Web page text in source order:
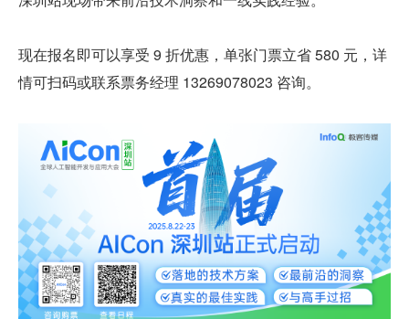
现在报名即可以享受 9 折优惠，单张门票立省 580 元，详
情可扫码或联系票务经理 13269078023 咨询。